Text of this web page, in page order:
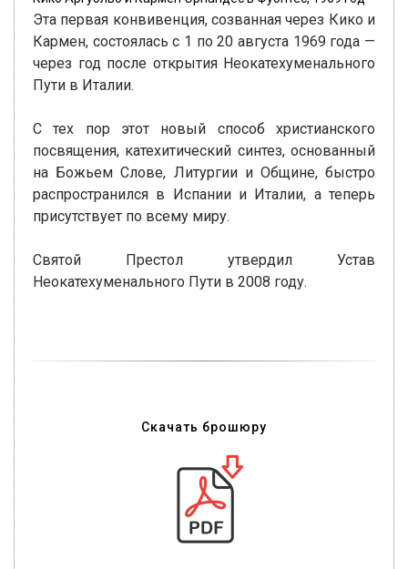
Эта первая конвивенция, созванная через Кико и
Кармен, состоялась с 1 по 20 августа 1969 года —
через год после открытия Неокатехуменального
Пути в Италии.
С тех пор этот новый способ христианского
посвящения, катехитический синтез, основанный
на Божьем Слове, Литургии и Общине, быстро
распространился в Испании и Италии, а теперь
присутствует по всему миру.
Святой Престол утвердил Устав
Неокатехуменального Пути в 2008 году.
Скачать брошюру